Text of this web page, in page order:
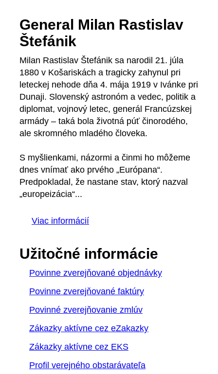
General Milan Rastislav
Štefánik
Milan Rastislav Štefánik sa narodil 21. júla
1880 v Košariskách a tragicky zahynul pri
leteckej nehode dňa 4. mája 1919 v Ivánke pri
Dunaji. Slovenský astronóm a vedec, politik a
diplomat, vojnový letec, generál Francúzskej
armády – taká bola životná púť činorodého,
ale skromného mladého človeka.
S myšlienkami, názormi a činmi ho môžeme
dnes vnímať ako prvého „Európana“.
Predpokladal, že nastane stav, ktorý nazval
„europeizácia“...
Viac informácií
Užitočné informácie
Povinne zverejňované objednávky
Povinne zverejňované faktúry
Povinné zverejňovanie zmlúv
Zákazky aktívne cez eZakazky
Zákazky aktívne cez EKS
Profil verejného obstarávateľa